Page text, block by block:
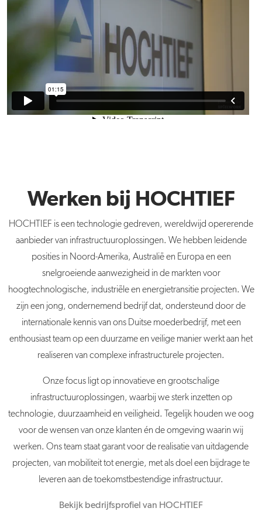
Werken bij HOCHTIEF
HOCHTIEF is een technologie gedreven, wereldwijd opererende
aanbieder van infrastructuuroplossingen. We hebben leidende
posities in Noord-Amerika, Australië en Europa en een
snelgroeiende aanwezigheid in de markten voor
hoogtechnologische, industriële en energietransitie projecten. We
zijn een jong, ondernemend bedrijf dat, ondersteund door de
internationale kennis van ons Duitse moeder­bedrijf, met een
enthousiast team op een duurzame en veilige manier werkt aan het
realiseren van complexe infrastructurele projecten.
Onze focus ligt op innovatieve en grootschalige
infrastructuuroplossingen, waarbij we sterk inzetten op
technologie, duurzaamheid en veiligheid. Tegelijk houden we oog
voor de wensen van onze klanten én de omgeving waarin wij
werken. Ons team staat garant voor de realisatie van uitdagende
projecten, van mobiliteit tot energie, met als doel een bijdrage te
leveren aan de toekomstbestendige infrastructuur.
Bekijk bedrijfsprofiel van HOCHTIEF